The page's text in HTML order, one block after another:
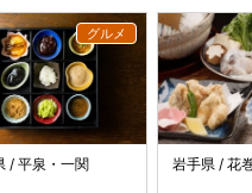
夜中まで大騒ぎして寝ら
…もし行く際にはテントは
るので、マナーだけは守り
イトでは22時以降はお静
安比グランドでバイキング
しくてついつい食べ過ぎて
/ 平泉・一関 岩手県 / 花